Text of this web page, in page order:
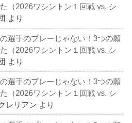
（2026ワシントン１回戦 vs. シ
より
選手のプレーじゃない！3つの願
（2026ワシントン１回戦 vs. シ
より
選手のプレーじゃない！3つの願
（2026ワシントン１回戦 vs. シ
レリアン より